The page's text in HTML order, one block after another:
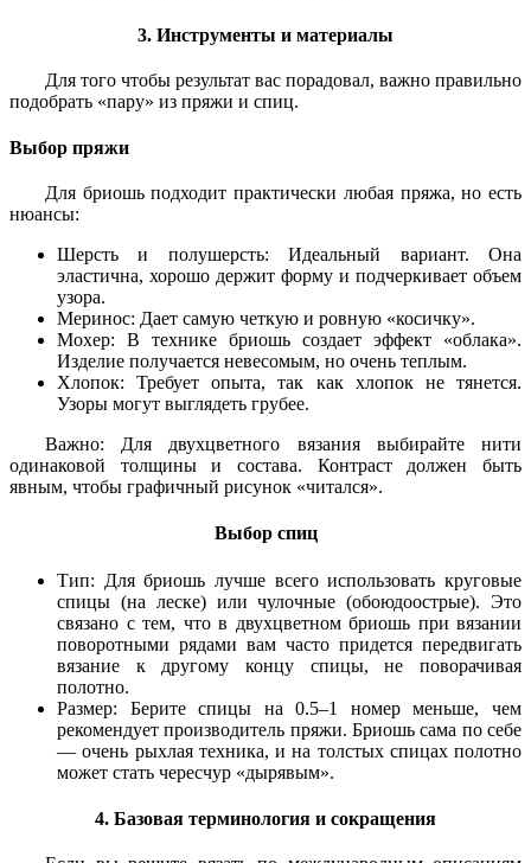
3. Инструменты и материалы
Для того чтобы результат вас порадовал, важно правильно
подобрать «пару» из пряжи и спиц.
Выбор пряжи
Для бриошь подходит практически любая пряжа, но есть
нюансы:
Шерсть и полушерсть: Идеальный вариант. Она
эластична, хорошо держит форму и подчеркивает объем
узора.
Меринос: Дает самую четкую и ровную «косичку».
Мохер: В технике бриошь создает эффект «облака».
Изделие получается невесомым, но очень теплым.
Хлопок: Требует опыта, так как хлопок не тянется.
Узоры могут выглядеть грубее.
Важно: Для двухцветного вязания выбирайте нити
одинаковой толщины и состава. Контраст должен быть
явным, чтобы графичный рисунок «читался».
Выбор спиц
Тип: Для бриошь лучше всего использовать круговые
спицы (на леске) или чулочные (обоюдоострые). Это
связано с тем, что в двухцветном бриошь при вязании
поворотными рядами вам часто придется передвигать
вязание к другому концу спицы, не поворачивая
полотно.
Размер: Берите спицы на 0.5–1 номер меньше, чем
рекомендует производитель пряжи. Бриошь сама по себе
— очень рыхлая техника, и на толстых спицах полотно
может стать чересчур «дырявым».
4. Базовая терминология и сокращения